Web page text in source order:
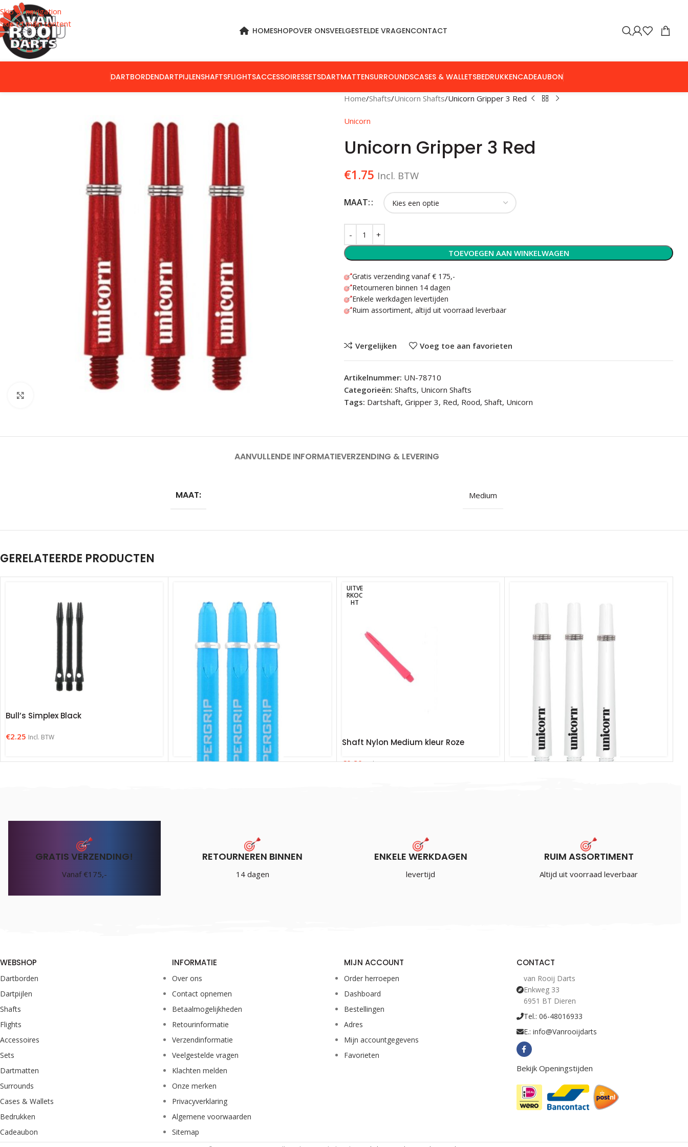
Skip to navigation
Skip to main content
HOMESHOPOVER ONSVEELGESTELDE VRAGENCONTACT
DARTBORDENDARTPIJLENSHAFTSFLIGHTSACCESSOIRESSETSDARTMATTENSURROUNDSCASES & WALLETSBEDRUKKENCADEAUBON
Home Shafts Unicorn Shafts Unicorn Gripper 3 Red
Unicorn
Unicorn Gripper 3 Red
€1.75 Incl. BTW
MAAT:
TOEVOEGEN AAN WINKELWAGEN
Gratis verzending vanaf € 175,-
Retourneren binnen 14 dagen
Enkele werkdagen levertijden
Ruim assortiment, altijd uit voorraad leverbaar
Vergelijken Voeg toe aan favorieten
Artikelnummer: UN-78710
Categorieën: Shafts, Unicorn Shafts
Tags: Dartshaft, Gripper 3, Red, Rood, Shaft, Unicorn
AANVULLENDE INFORMATIEVERZENDING & LEVERING
MAAT: Medium
GERELATEERDE PRODUCTEN
Bull’s Simplex Black
€2.25 Incl. BTW
UITVE
RKOC
HT
Shaft Nylon Medium kleur Roze
€0.80 Incl. BTW
GRATIS VERZENDING!
Vanaf €175,-
RETOURNEREN BINNEN
14 dagen
ENKELE WERKDAGEN
levertijd
RUIM ASSORTIMENT
Altijd uit voorraad leverbaar
WEBSHOP
Dartborden
Dartpijlen
Shafts
Flights
Accessoires
Sets
Dartmatten
Surrounds
Cases & Wallets
Bedrukken
Cadeaubon
INFORMATIE
Over ons
Contact opnemen
Betaalmogelijkheden
Retourinformatie
Verzendinformatie
Veelgestelde vragen
Klachten melden
Onze merken
Privacyverklaring
Algemene voorwaarden
Sitemap
MIJN ACCOUNT
Order herroepen
Dashboard
Bestellingen
Adres
Mijn accountgegevens
Favorieten
CONTACT
van Rooij Darts
Enkweg 33
6951 BT Dieren
Tel.: 06-48016933
E.: info@Vanrooijdarts
Bekijk Openingstijden